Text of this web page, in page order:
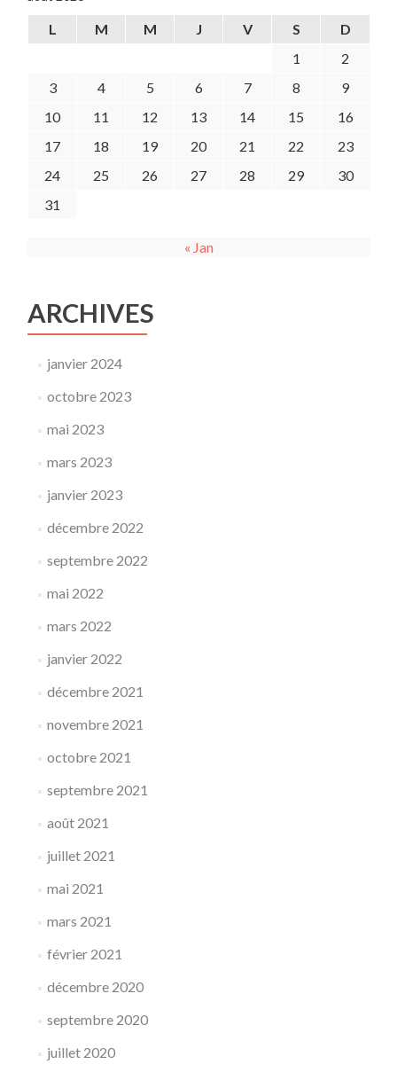
L M M J V S
D
1
2
3
4 5 6 7 8
9
10
11 12 13 14 15
16
17
18 19 20 21 22
23
24
25 26 27 28 29
30
31
« Jan
ARCHIVES
janvier 2024
octobre 2023
mai 2023
mars 2023
janvier 2023
décembre 2022
septembre 2022
mai 2022
mars 2022
janvier 2022
décembre 2021
novembre 2021
octobre 2021
septembre 2021
août 2021
juillet 2021
mai 2021
mars 2021
février 2021
décembre 2020
septembre 2020
juillet 2020